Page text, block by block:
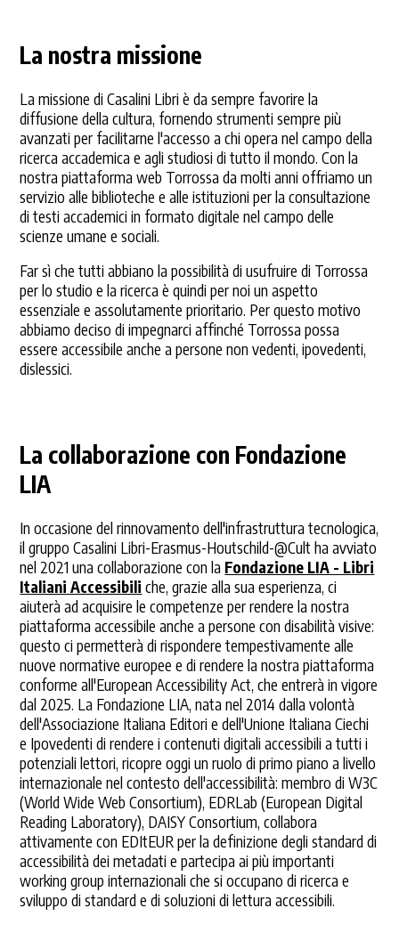
La nostra missione
La missione di Casalini Libri è da sempre favorire la
diffusione della cultura, fornendo strumenti sempre più
avanzati per facilitarne l'accesso a chi opera nel campo della
ricerca accademica e agli studiosi di tutto il mondo. Con la
nostra piattaforma web Torrossa da molti anni offriamo un
servizio alle biblioteche e alle istituzioni per la consultazione
di testi accademici in formato digitale nel campo delle
scienze umane e sociali.
Far sì che tutti abbiano la possibilità di usufruire di Torrossa
per lo studio e la ricerca è quindi per noi un aspetto
essenziale e assolutamente prioritario. Per questo motivo
abbiamo deciso di impegnarci affinché Torrossa possa
essere accessibile anche a persone non vedenti, ipovedenti,
dislessici.
La collaborazione con Fondazione
LIA
In occasione del rinnovamento dell'infrastruttura tecnologica,
il gruppo Casalini Libri-Erasmus-Houtschild-@Cult ha avviato
nel 2021 una collaborazione con la Fondazione LIA - Libri
Italiani Accessibili che, grazie alla sua esperienza, ci
aiuterà ad acquisire le competenze per rendere la nostra
piattaforma accessibile anche a persone con disabilità visive:
questo ci permetterà di rispondere tempestivamente alle
nuove normative europee e di rendere la nostra piattaforma
conforme all'European Accessibility Act, che entrerà in vigore
dal 2025. La Fondazione LIA, nata nel 2014 dalla volontà
dell'Associazione Italiana Editori e dell'Unione Italiana Ciechi
e Ipovedenti di rendere i contenuti digitali accessibili a tutti i
potenziali lettori, ricopre oggi un ruolo di primo piano a livello
internazionale nel contesto dell'accessibilità: membro di W3C
(World Wide Web Consortium), EDRLab (European Digital
Reading Laboratory), DAISY Consortium, collabora
attivamente con EDItEUR per la definizione degli standard di
accessibilità dei metadati e partecipa ai più importanti
working group internazionali che si occupano di ricerca e
sviluppo di standard e di soluzioni di lettura accessibili.